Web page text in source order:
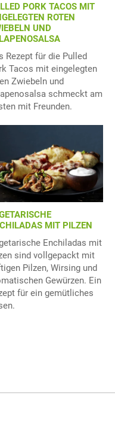
PORK TACOS MIT
ROTEN
UND
Rezept für die Pulled
Tacos mit eingelegten
Zwiebeln und
schmeckt am
mit Freunden.
MIT PILZEN
Enchiladas mit
sind vollgepackt mit
Pilzen, Wirsing und
Gewürzen. Ein
für ein gemütliches